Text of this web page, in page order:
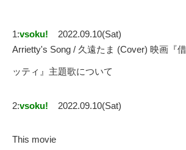
1:vsoku!
2022.09.10(Sat)
Arrietty's Song / 久遠たま (Cover) 映画『
ッティ』主題歌について
2:vsoku! 2022.09.10(Sat)
This movie